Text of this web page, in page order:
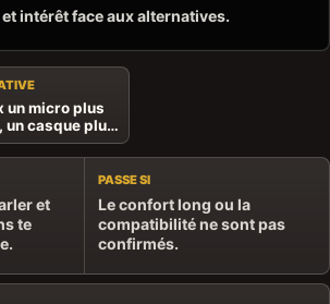
intérêt face aux alternatives.
un micro plus
un casque plus
une
précise.
et
te
PASSE SI
Le confort long ou la
compatibilité ne sont pas
confirmés.